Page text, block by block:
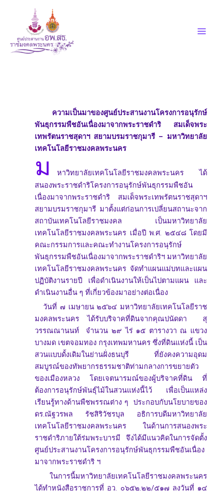
content
ความเป็นมาของศูนย์ประสานงานโครงการอนุรักษ์
พันธุกรรมพืชอันเนื่องมาจากพระราชดำริ สมเด็จพระ
เทพรัตนราชสุดาฯ สยามบรมราชกุมารี – มหาวิทยาลัย
เทคโนโลยีราชมงคลพระนคร
ม
หาวิทยาลัยเทคโนโลยีราชมงคลพระนคร ได้
สนองพระราชดำริโครงการอนุรักษ์พันธุกรรมพืชอัน
เนื่องมาจากพระราชดำริ สมเด็จพระเทพรัตนราชสุดาฯ
สยามบรมราชกุมารี มาตั้งแต่ก่อนการเปลี่ยนสถานะจาก
สถาบันเทคโนโลยีราชมงคล เป็นมหาวิทยาลัย
เทคโนโลยีราชมงคลพระนคร เมื่อปี พ.ศ. ๒๕๔๘ โดยมี
คณะกรรมการและคณะทำงานโครงการอนุรักษ์
พันธุกรรมพืชอันเนื่องมาจากพระราชดำริฯ มหาวิทยาลัย
เทคโนโลยีราชมงคลพระนคร จัดทำแผนแม่บทและแผน
ปฏิบัติงานรายปี เพื่อดำเนินงานให้เป็นไปตามแผน และ
ดำเนินงานอื่น ๆ ที่เกี่ยวข้องมาอย่างต่อเนื่อง
วันที่ ๗ เมษายน ๒๕๖๔ มหาวิทยาลัยเทคโนโลยีราช
มงคลพระนคร ได้รับบริจาคที่ดินจากคุณปนัดดา สุ
วรรณณานนท์ จำนวน ๒๙ ไร่ ๑๕ ตารางวา ณ แขวง
บางมด เขตจอมทอง กรุงเทพมหานคร ซึ่งที่ดินแห่งนี้ เป็น
สวนแบบดั้งเดิมในย่านฝั่งธนบุรี ที่ยังคงความอุดม
สมบูรณ์ของทัพยากรธรรมชาติท่ามกลางการขยายตัว
ของเมืองหลวง โดยเจตนารมณ์ของผู้บริจาคที่ดิน ที่
ต้องการอนุรักษ์พันธุ์ไม้ในสวนแห่งนี้ไว้ เพื่อเป็นแหล่ง
เรียนรู้ทางด้านพืชพรรณต่าง ๆ ประกอบกับนโยบายของ
ดร.ณัฐวรพล รัชสิริวัชรบุล อธิการบดีมหาวิทยาลัย
เทคโนโลยีราชมงคลพระนคร ในด้านการสนองพระ
ราชดำริภายใต้ร่มพระบารมี จึงได้มีแนวคิดในการจัดตั้ง
ศูนย์ประสานงานโครงการอนุรักษ์พันธุกรรมพืชอันเนื่อง
มาจากพระราชดำริ ฯ
ในการนี้มหาวิทยาลัยเทคโนโลยีราชมงคลพระนคร
ได้ทำหนังสือราชการที่ อว. ๐๖๕๒.๒๒/๕๑๗ ลงวันที่ ๑๔